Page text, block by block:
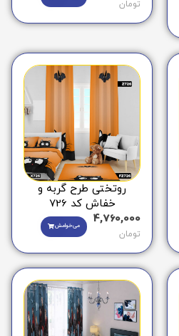
تومان
روتختی طرح گربه و
خفاش کد 726
4,760,000
تومان
می‌خوامش